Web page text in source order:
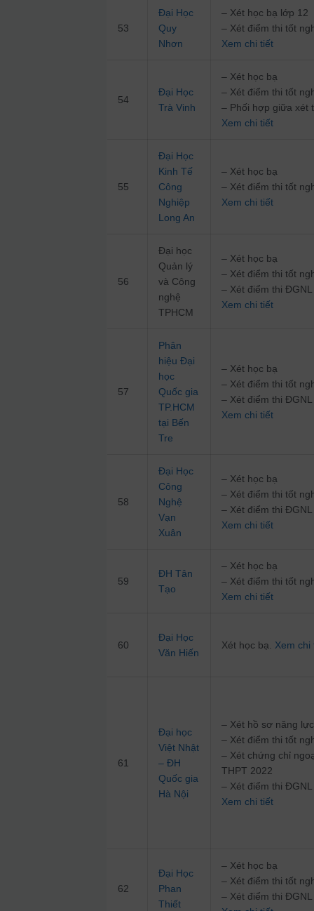
53
Đại Học
Quy
Nhơn
– Xét học bạ lớp 12
– Xét điểm thi tốt
Xem chi tiết
54
Đại Học
Trà Vinh
– Xét học bạ
– Xét điểm thi tốt
– Phối hợp giữa xét
Xem chi tiết
55
Đại Học
Kinh Tế
Công
Nghiệp
Long An
– Xét học bạ
– Xét điểm thi tốt
Xem chi tiết
56
Đại học
Quản lý
và Công
nghệ
TPHCM
– Xét học bạ
– Xét điểm thi tốt
– Xét điểm thi
Xem chi tiết
57
Phân
hiệu Đại
học
Quốc gia
TP.HCM
tại Bến
Tre
– Xét học bạ
– Xét điểm thi tốt
– Xét điểm thi
Xem chi tiết
58
Đại Học
Công
Nghệ
Vạn
Xuân
– Xét học bạ
– Xét điểm thi tốt
– Xét điểm thi
Xem chi tiết
59
ĐH Tân
Tạo
– Xét học bạ
– Xét điểm thi tốt
Xem chi tiết
60
Đại Học
Văn Hiến
Xét học bạ. Xem chi
61
Đại học
Việt Nhật
– ĐH
Quốc gia
Hà Nội
– Xét hồ sơ năng lực
– Xét điểm thi tốt
– Xét chứng chỉ
THPT 2022
– Xét điểm thi
Xem chi tiết
62
Đại Học
Phan
Thiết
– Xét học bạ
– Xét điểm thi tốt
– Xét điểm thi